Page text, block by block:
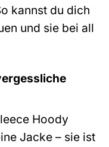
kannst du dich
und sie bei all
Hoody
Jacke – sie ist